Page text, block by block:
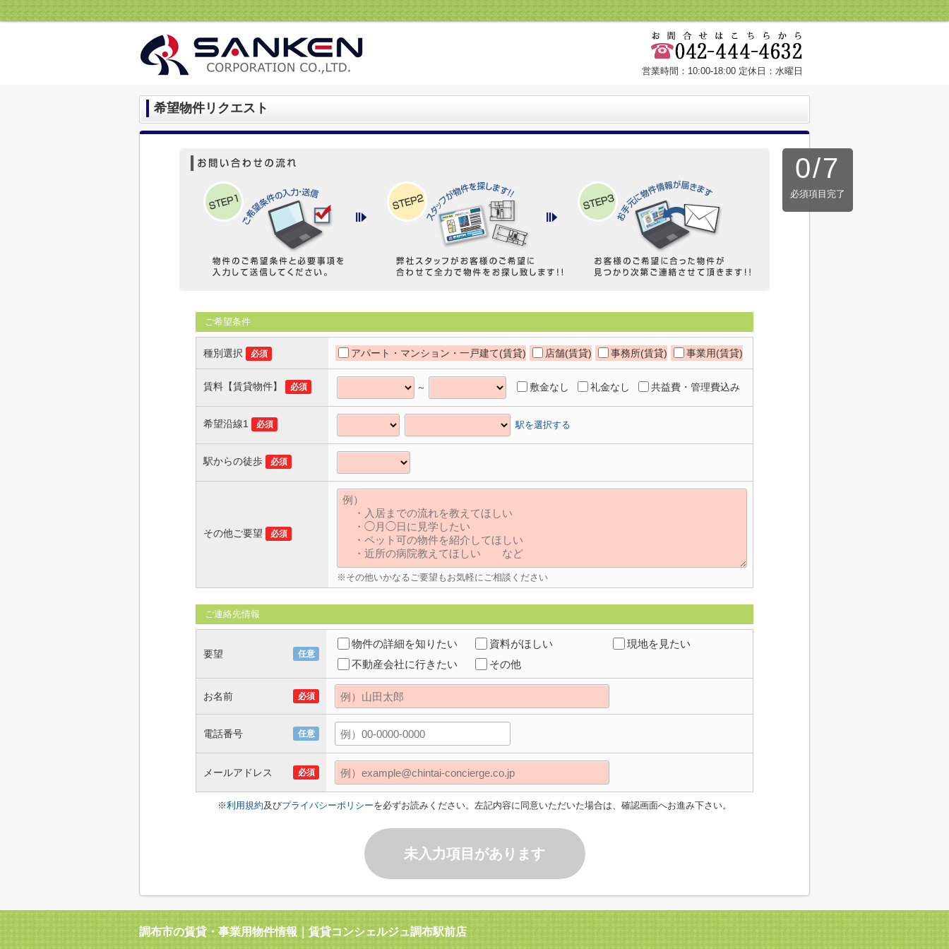
営業時間：10:00-18:00 定休日：水曜日
希望物件リクエスト
0/7
必須項目完了
ご希望条件
種別選択 必須 アパート・マンション・一戸建て(賃貸) 店舗(賃貸) 事務所(賃貸) 事業用(賃貸)
賃料【賃貸物件】 必須 ～ 敷金なし 礼金なし 共益費・管理費込み
希望沿線1 必須 駅を選択する
駅からの徒歩 必須
その他ご要望 必須
※その他いかなるご要望もお気軽にご相談ください
ご連絡先情報
要望 任意
物件の詳細を知りたい 資料がほしい
現地を見たい
不動産会社に行きたい
その他
お名前 必須
電話番号 任意
メールアドレス 必須
※利用規約及びプライバシーポリシーを必ずお読みください。左記内容に同意いただいた場合は、確認画面へお進み下さい。
未入力項目があります
調布市の賃貸・事業用物件情報｜賃貸コンシェルジュ調布駅前店